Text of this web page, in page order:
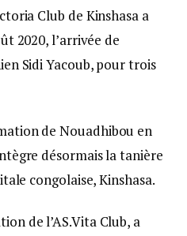
Club de Kinshasa a
2020, l’arrivée de
Sidi Yacoub, pour trois
de Nouadhibou en
désormais la tanière
congolaise, Kinshasa.
de l’AS.Vita Club, a